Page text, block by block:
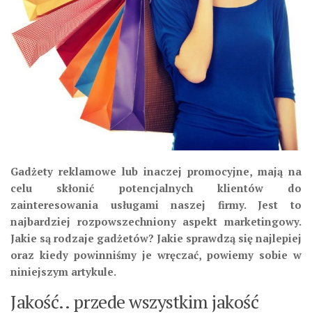
Gadżety reklamowe lub inaczej promocyjne, mają na
celu skłonić potencjalnych klientów do
zainteresowania usługami naszej firmy. Jest to
najbardziej rozpowszechniony aspekt marketingowy.
Jakie są rodzaje gadżetów? Jakie sprawdzą się najlepiej
oraz kiedy powinniśmy je wręczać, powiemy sobie w
niniejszym artykule.
Jakość.. przede wszystkim jakość